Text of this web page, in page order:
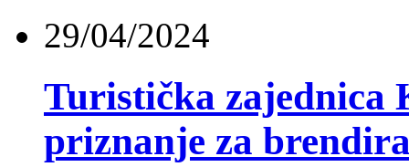
29/04/2024
Turistička zajednica
priznanje za